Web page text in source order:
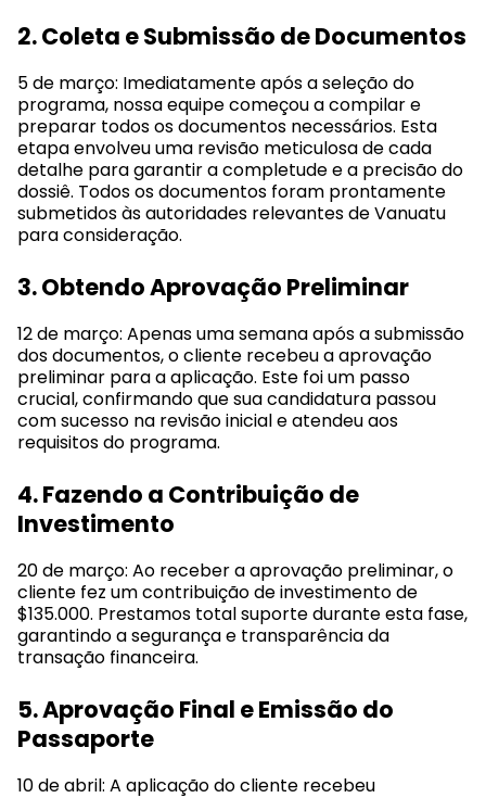
2. Coleta e Submissão de Documentos
5 de março: Imediatamente após a seleção do
programa, nossa equipe começou a compilar e
preparar todos os documentos necessários. Esta
etapa envolveu uma revisão meticulosa de cada
detalhe para garantir a completude e a precisão do
dossiê. Todos os documentos foram prontamente
submetidos às autoridades relevantes de Vanuatu
para consideração.
3. Obtendo Aprovação Preliminar
12 de março: Apenas uma semana após a submissão
dos documentos, o cliente recebeu a aprovação
preliminar para a aplicação. Este foi um passo
crucial, confirmando que sua candidatura passou
com sucesso na revisão inicial e atendeu aos
requisitos do programa.
4. Fazendo a Contribuição de
Investimento
20 de março: Ao receber a aprovação preliminar, o
cliente fez um contribuição de investimento de
$135.000. Prestamos total suporte durante esta fase,
garantindo a segurança e transparência da
transação financeira.
5. Aprovação Final e Emissão do
Passaporte
10 de abril: A aplicação do cliente recebeu